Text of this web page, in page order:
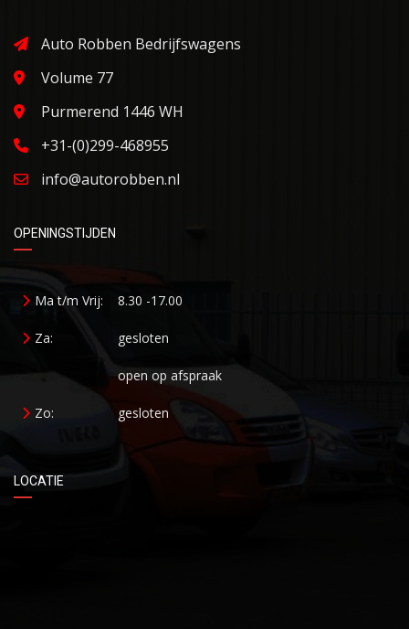
Auto Robben Bedrijfswagens
Volume 77
Purmerend 1446 WH
+31-(0)299-468955
info@autorobben.nl
OPENINGSTIJDEN
Ma t/m Vrij: 8.30 -17.00
Za: gesloten
open op afspraak
Zo: gesloten
LOCATIE